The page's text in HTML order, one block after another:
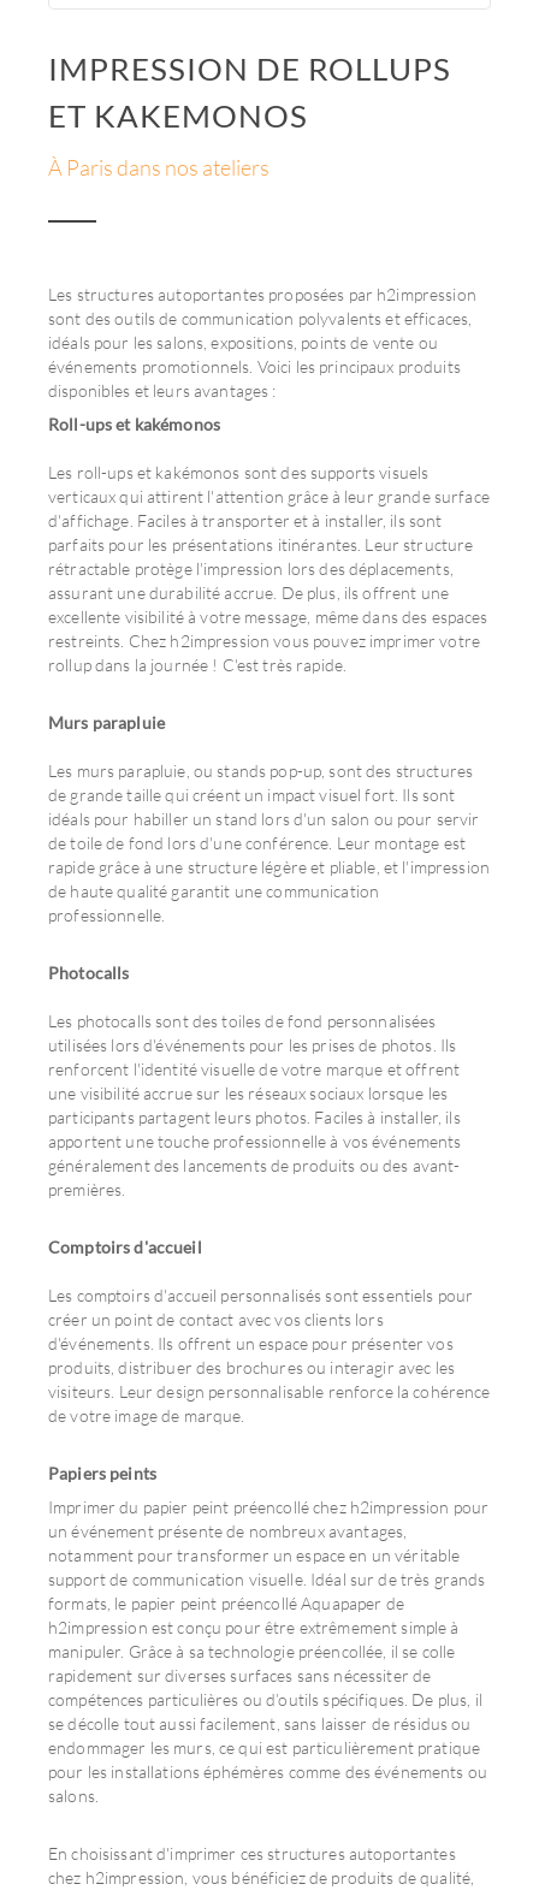
IMPRESSION DE ROLLUPS
ET KAKEMONOS
À Paris dans nos ateliers
Les structures autoportantes proposées par h2impression
sont des outils de communication polyvalents et efficaces,
idéals pour les salons, expositions, points de vente ou
événements promotionnels. Voici les principaux produits
disponibles et leurs avantages :
Roll-ups et kakémonos
Les roll-ups et kakémonos sont des supports visuels
verticaux qui attirent l'attention grâce à leur grande surface
d'affichage. Faciles à transporter et à installer, ils sont
parfaits pour les présentations itinérantes. Leur structure
rétractable protège l'impression lors des déplacements,
assurant une durabilité accrue. De plus, ils offrent une
excellente visibilité à votre message, même dans des espaces
restreints. Chez h2impression vous pouvez imprimer votre
rollup dans la journée ! C'est très rapide.
Murs parapluie
Les murs parapluie, ou stands pop-up, sont des structures
de grande taille qui créent un impact visuel fort. Ils sont
idéals pour habiller un stand lors d'un salon ou pour servir
de toile de fond lors d'une conférence. Leur montage est
rapide grâce à une structure légère et pliable, et l'impression
de haute qualité garantit une communication
professionnelle.
Photocalls
Les photocalls sont des toiles de fond personnalisées
utilisées lors d'événements pour les prises de photos. Ils
renforcent l'identité visuelle de votre marque et offrent
une visibilité accrue sur les réseaux sociaux lorsque les
participants partagent leurs photos. Faciles à installer, ils
apportent une touche professionnelle à vos événements
généralement des lancements de produits ou des avant-
premières.
Comptoirs d'accueil
Les comptoirs d'accueil personnalisés sont essentiels pour
créer un point de contact avec vos clients lors
d'événements. Ils offrent un espace pour présenter vos
produits, distribuer des brochures ou interagir avec les
visiteurs. Leur design personnalisable renforce la cohérence
de votre image de marque.
Papiers peints
Imprimer du papier peint préencollé chez h2impression pour
un événement présente de nombreux avantages,
notamment pour transformer un espace en un véritable
support de communication visuelle. Idéal sur de très grands
formats, le papier peint préencollé Aquapaper de
h2impression est conçu pour être extrêmement simple à
manipuler. Grâce à sa technologie préencollée, il se colle
rapidement sur diverses surfaces sans nécessiter de
compétences particulières ou d’outils spécifiques. De plus, il
se décolle tout aussi facilement, sans laisser de résidus ou
endommager les murs, ce qui est particulièrement pratique
pour les installations éphémères comme des événements ou
salons.
En choisissant d'imprimer ces structures autoportantes
chez h2impression, vous bénéficiez de produits de qualité,